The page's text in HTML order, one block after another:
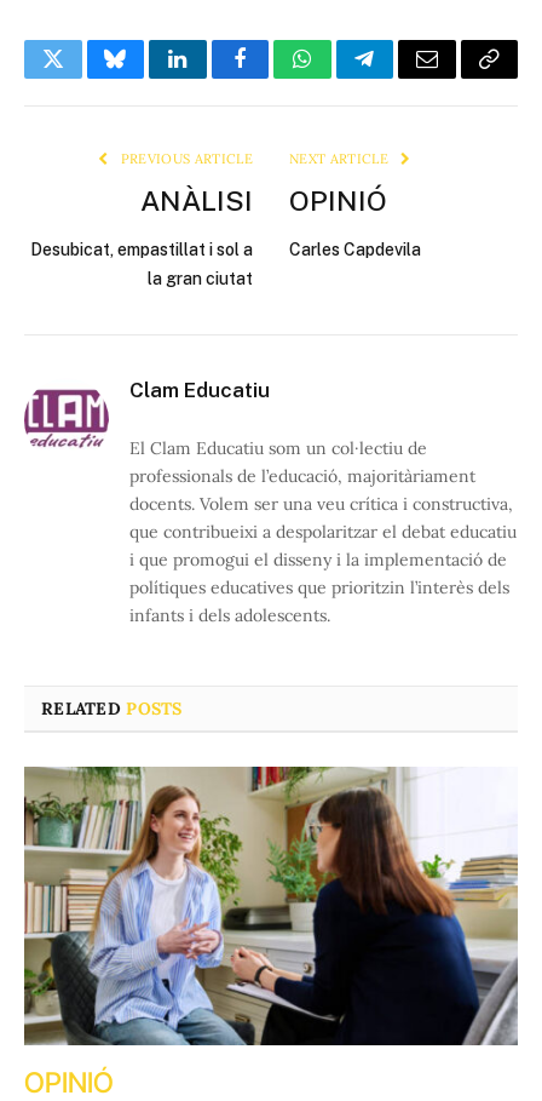
TwitterBlueskyLinkedInFacebookWhatsAppTelegramEmail Copy
PREVIOUS ARTICLE
ANÀLISI
Desubicat, empastillat i sol a
la gran ciutat
NEXT ARTICLE
OPINIÓ
Carles Capdevila
Clam Educatiu
El Clam Educatiu som un col·lectiu de
professionals de l’educació, majoritàriament
docents. Volem ser una veu crítica i constructiva,
que contribueixi a despolaritzar el debat educatiu
i que promogui el disseny i la implementació de
polítiques educatives que prioritzin l’interès dels
infants i dels adolescents.
RELATEDPOSTS
OPINIÓ